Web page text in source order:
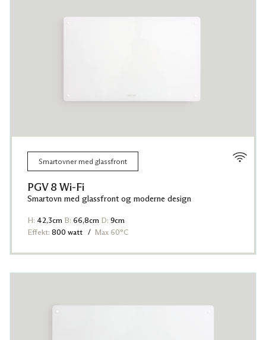
Smartovner med glassfront
PGV 8 Wi-Fi
Smartovn med glassfront og moderne design
H: 42,3cm B: 66,8cm D: 9cm
Effekt: 800 watt Max 60°C